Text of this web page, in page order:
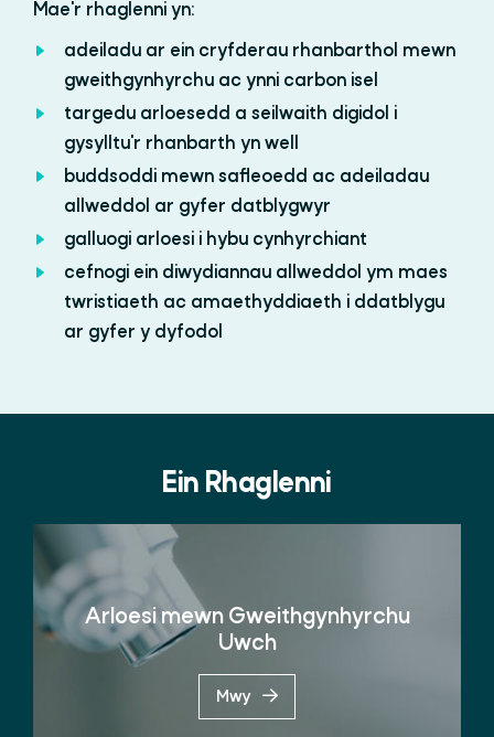
Mae'r rhaglenni yn:
adeiladu ar ein cryfderau rhanbarthol mewn
gweithgynhyrchu ac ynni carbon isel
targedu arloesedd a seilwaith digidol i
gysylltu'r rhanbarth yn well
buddsoddi mewn safleoedd ac adeiladau
allweddol ar gyfer datblygwyr
galluogi arloesi i hybu cynhyrchiant
cefnogi ein diwydiannau allweddol ym maes
twristiaeth ac amaethyddiaeth i ddatblygu
ar gyfer y dyfodol
Ein Rhaglenni
Arloesi mewn Gweithgynhyrchu
Uwch
Mwy